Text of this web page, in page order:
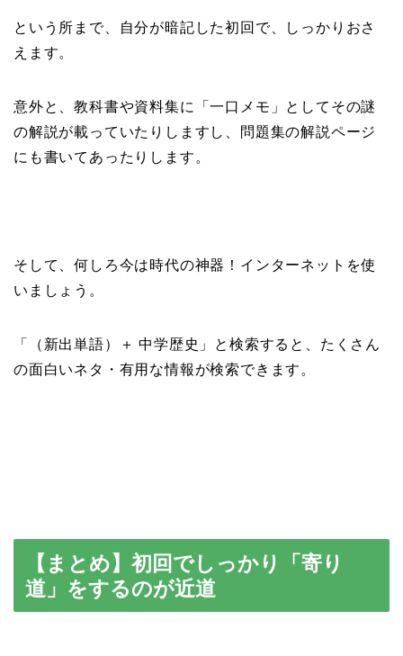
という所まで、自分が暗記した初回で、しっかりおさ
えます。
意外と、教科書や資料集に「一口メモ」としてその謎
の解説が載っていたりしますし、問題集の解説ページ
にも書いてあったりします。
そして、何しろ今は時代の神器！インターネットを使
いましょう。
「（新出単語）＋ 中学歴史」と検索すると、たくさん
の面白いネタ・有用な情報が検索できます。
【まとめ】初回でしっかり「寄り
道」をするのが近道